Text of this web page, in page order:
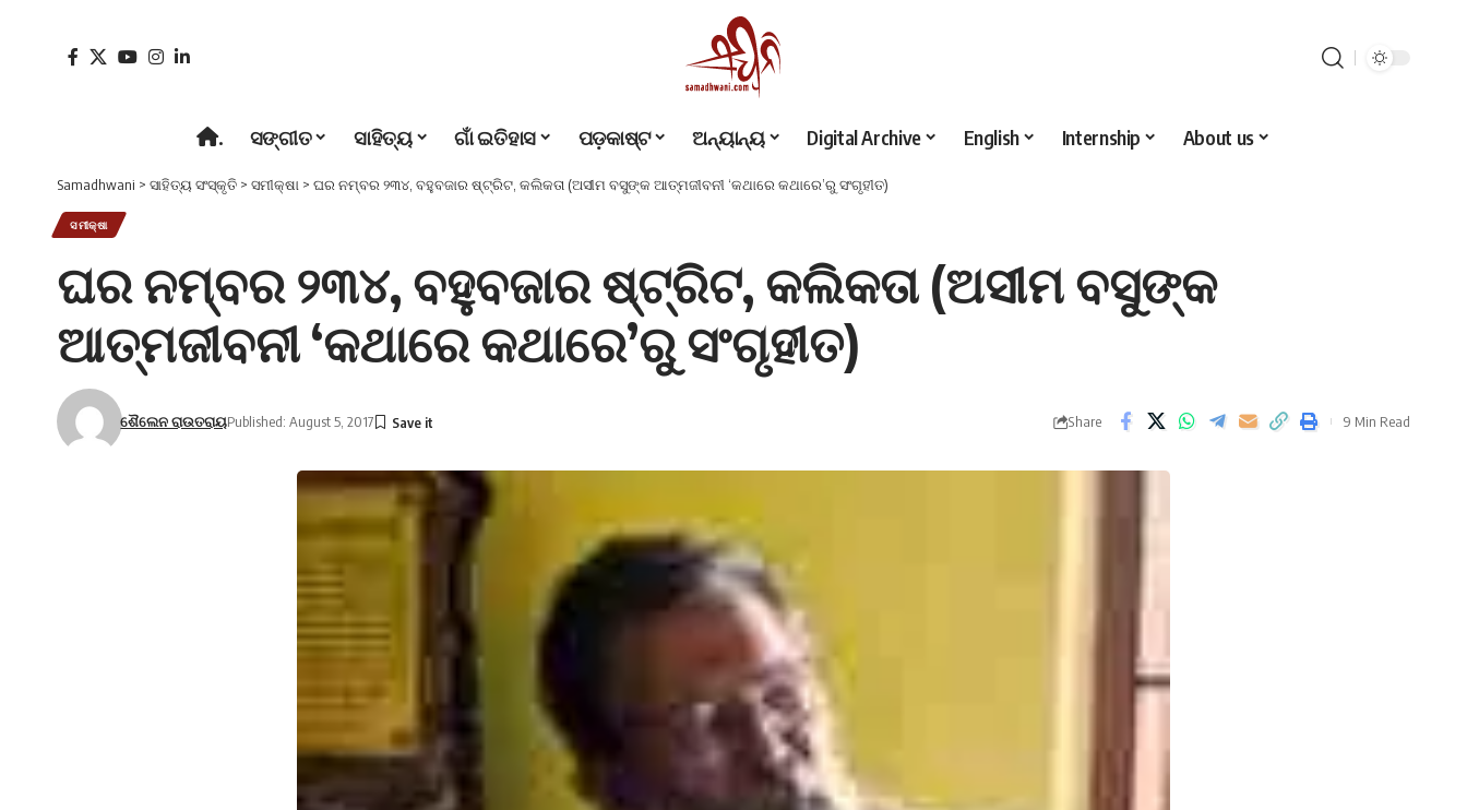
. ସଙ୍ଗୀତ ସାହିତ୍ୟ ଗାଁ ଇତିହାସ ପଡ଼କାଷ୍ଟ ଅନ୍ୟାନ୍ୟ Digital Archive English Internship About us
Samadhwani > ସାହିତ୍ୟ ସଂସ୍କୃତି > ସମୀକ୍ଷା > ଘର ନମ୍ବର ୨୩୪, ବହୁବଜାର ଷ୍ଟ୍ରିଟ, କଲିକତା (ଅସୀମ ବସୁଙ୍କ ଆତ୍ମଜୀବନୀ ‘କଥାରେ କଥାରେ’ରୁ ସଂଗୃହୀତ)
ସମୀକ୍ଷା
ଘର ନମ୍ବର ୨୩୪, ବହୁବଜାର ଷ୍ଟ୍ରିଟ, କଲିକତା (ଅସୀମ ବସୁଙ୍କ
ଆତ୍ମଜୀବନୀ ‘କଥାରେ କଥାରେ’ରୁ ସଂଗୃହୀତ)
ଶୈଲେନ ରାଉତରାୟPublished: August 5, 2017 Share 9 Min Read